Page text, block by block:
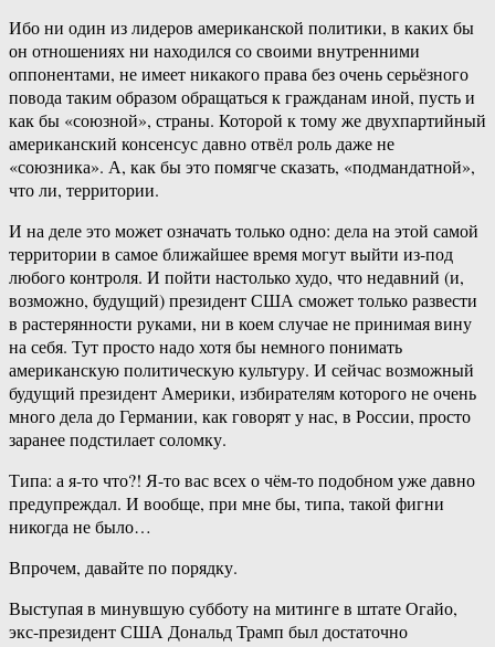
Ибо ни один из лидеров американской политики, в каких бы
он отношениях ни находился со своими внутренними
оппонентами, не имеет никакого права без очень серьёзного
повода таким образом обращаться к гражданам иной, пусть и
как бы «союзной», страны. Которой к тому же двухпартийный
американский консенсус давно отвёл роль даже не
«союзника». А, как бы это помягче сказать, «подмандатной»,
что ли, территории.
И на деле это может означать только одно: дела на этой самой
территории в самое ближайшее время могут выйти из-под
любого контроля. И пойти настолько худо, что недавний (и,
возможно, будущий) президент США сможет только развести
в растерянности руками, ни в коем случае не принимая вину
на себя. Тут просто надо хотя бы немного понимать
американскую политическую культуру. И сейчас возможный
будущий президент Америки, избирателям которого не очень
много дела до Германии, как говорят у нас, в России, просто
заранее подстилает соломку.
Типа: а я-то что?! Я-то вас всех о чём-то подобном уже давно
предупреждал. И вообще, при мне бы, типа, такой фигни
никогда не было…
Впрочем, давайте по порядку.
Выступая в минувшую субботу на митинге в штате Огайо,
экс-президент США Дональд Трамп был достаточно